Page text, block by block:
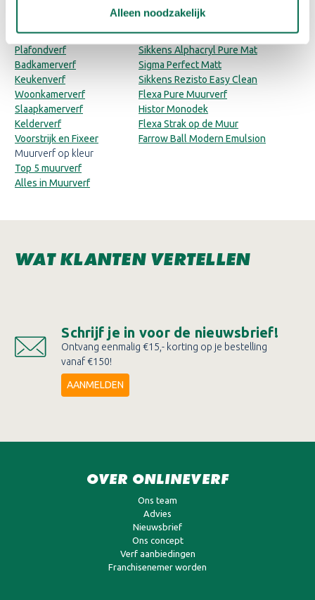
Alleen noodzakelijk
Sigma Pearl Clean Matt
Muurverf buiten
Sigmatex Superlatex Matt
Plafondverf
Sikkens Alphacryl Pure Mat
Badkamerverf
Sigma Perfect Matt
Keukenverf
Sikkens Rezisto Easy Clean
Woonkamerverf
Flexa Pure Muurverf
Slaapkamerverf
Histor Monodek
Kelderverf
Flexa Strak op de Muur
Voorstrijk en Fixeer
Farrow Ball Modern Emulsion
Muurverf op kleur
Top 5 muurverf
Alles in Muurverf
WAT KLANTEN VERTELLEN
Schrijf je in voor de nieuwsbrief!
Ontvang eenmalig €15,- korting op je bestelling
vanaf €150!
AANMELDEN
OVER ONLINEVERF
Ons team
Advies
Nieuwsbrief
Ons concept
Verf aanbiedingen
Franchisenemer worden